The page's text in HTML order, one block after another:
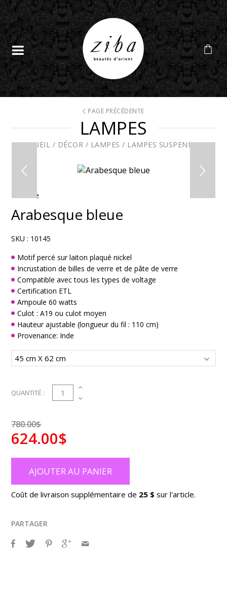
PAGE PRÉCÉDENTE
LAMPES
ACCUEIL / DÉCOR / LAMPES / LAMPES SUSPENDUES
En solde
Arabesque bleue
SKU : 10145
Motif percé sur laiton plaqué nickel
Incrustation de billes de verre et de pâte de verre
Compatible avec tous les types de voltage
Certification ETL
Ampoule 60 watts
Culot : A19 ou culot moyen
Hauteur ajustable (longueur du fil : 110 cm)
Provenance: Inde
QUANTITÉ : 1
780.00$
624.00$
AJOUTER AU PANIER
Coût de livraison supplémentaire de 25 $sur l'article.
PARTAGER